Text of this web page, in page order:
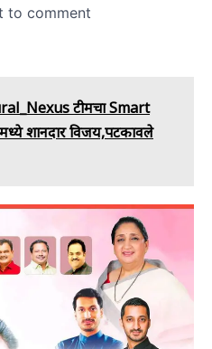
टीमचा Smart
शानदार विजय,पटकावले